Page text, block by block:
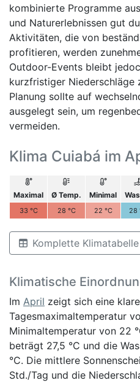
kombinierte Programme
und Naturerlebnissen gut
Aktivitäten, die von
profitieren, werden
Outdoor-Events bleibt
kurzfristiger Niederschläge
Planung sollte auf
ausgelegt sein, um
vermeiden.
Klima Cuiabá im
Maximal Ø Temp. Minimal
33 °C 28 °C 22 °C 28
Komplette
Klimatische
Im April zeigt sich eine
Tagesmaximaltemperatur
Minimaltemperatur von 22
beträgt 27,5 °C und die
°C. Die mittlere
Std./Tag und die